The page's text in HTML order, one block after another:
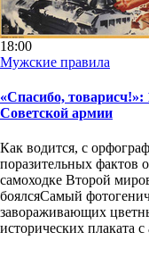
18:00
Мужские правила
«Спасибо,
Советской армии
Как водится, с
поразительных фактов
самоходке Второй
боялсяСамый
завораживающих
исторических плаката